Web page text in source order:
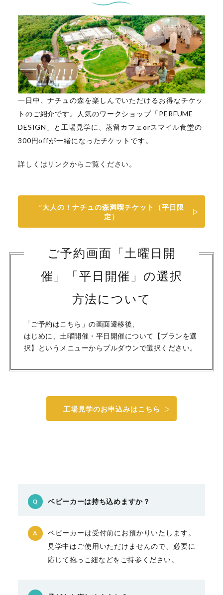
一日中、ナチュの森を楽しんでいただけるお得なチケッ
トのご紹介です。人気のワークショップ「PERFUME
DESIGN」と工場見学に、蒸留カフェorスマイル食堂の
300円offが一緒になったチケットです。
詳しくはリンクからご覧ください。
”大人の！ナチュの森満喫チケット（平日限
定）
ご予約画面「土曜日開
催」「平日開催」の選択
方法について
「ご予約はこちら」の画面遷移後、
はじめに、土曜開催・平日開催について【プランを選
択】というメニューからプルダウンで選択ください。
工場見学のお申込みはこちら
Q ベビーカーは持ち込めますか？
A
ベビーカーは受付前にお預かりいたします。
見学中はご使用いただけませんので、必要に
応じて抱っこ紐などをご持参ください。